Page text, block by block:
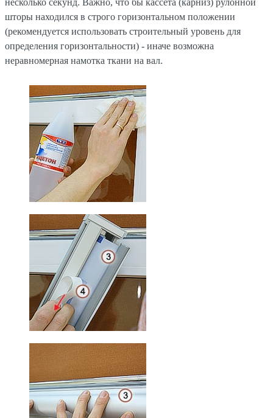
шторы находился в строго горизонтальном положении
(рекомендуется использовать строительный уровень для
определения горизонтальности) - иначе возможна
неравномерная намотка ткани на вал.